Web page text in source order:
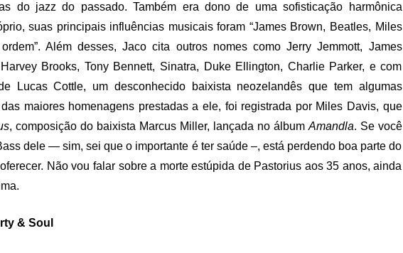
do jazz do passado. Também era dono de uma sofisticação harmônica
suas principais influências musicais foram “James Brown, Beatles, Miles
Além desses, Jaco cita outros nomes como Jerry Jemmott, James
Brooks, Tony Bennett, Sinatra, Duke Ellington, Charlie Parker, e com
Lucas Cottle, um desconhecido baixista neozelandês que tem algumas
maiores homenagens prestadas a ele, foi registrada por Miles Davis, que
, composição do baixista Marcus Miller, lançada no álbum Amandla. Se você
dele — sim, sei que o importante é ter saúde –, está perdendo boa parte do
Não vou falar sobre a morte estúpida de Pastorius aos 35 anos, ainda
& Soul